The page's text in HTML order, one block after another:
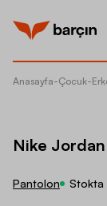
Anasayfa-Çocuk-
Nike
Pantolon Stokta